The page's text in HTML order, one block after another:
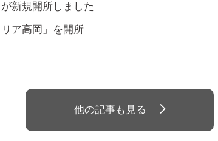
新規開所しました
ア高岡」を開所
他の記事も見る